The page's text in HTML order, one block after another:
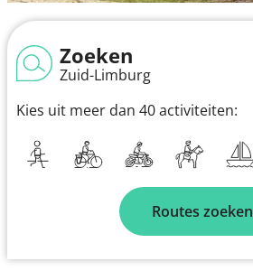
Zoeken
Zuid-Limburg
Kies uit meer dan 40 activiteiten:
Routes zoeken